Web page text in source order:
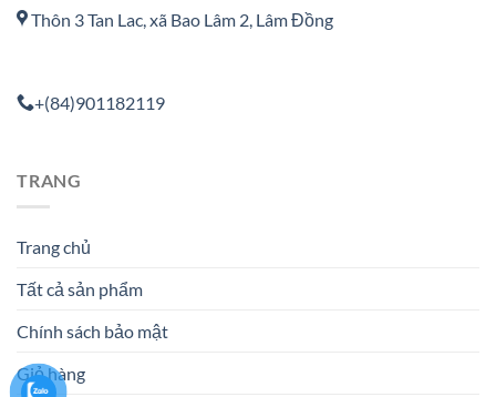
Thôn 3 Tan Lac, xã Bao Lâm 2, Lâm Đồng
+(84)901182119
TRANG
Trang chủ
Tất cả sản phẩm
Chính sách bảo mật
Giỏ hàng